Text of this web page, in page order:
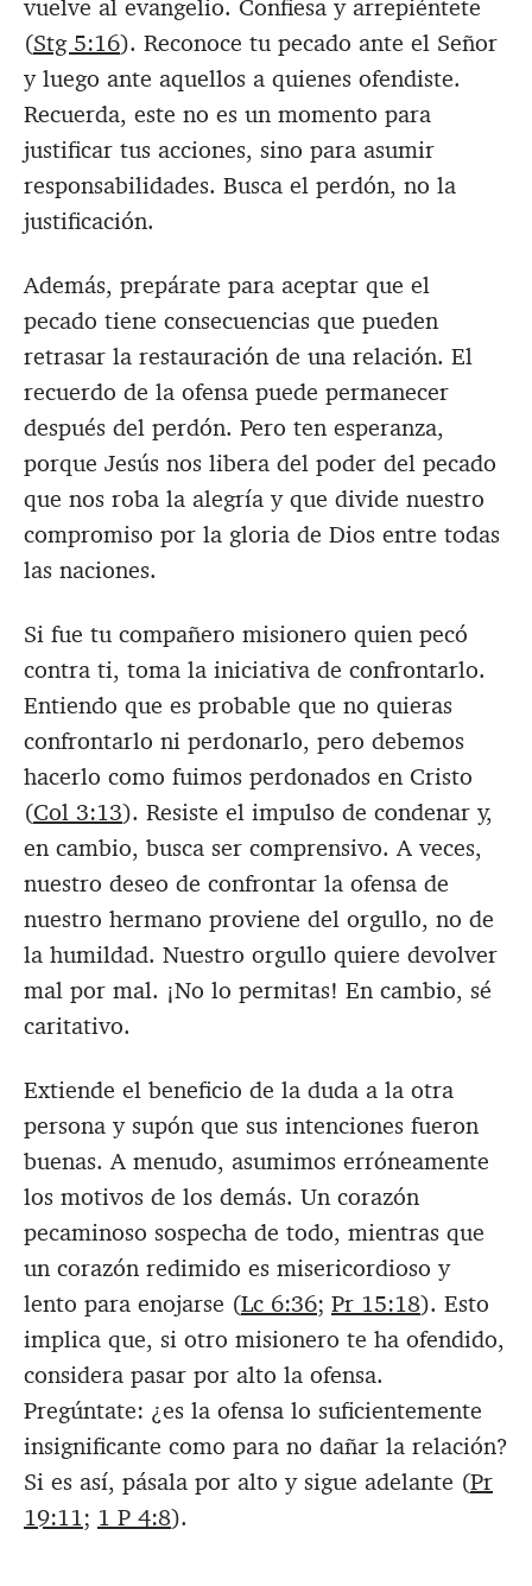
vuelve al evangelio. Confiesa y arrepiéntete
(Stg 5:16). Reconoce tu pecado ante el Señor
y luego ante aquellos a quienes ofendiste.
Recuerda, este no es un momento para
justificar tus acciones, sino para asumir
responsabilidades. Busca el perdón, no la
justificación.
Además, prepárate para aceptar que el
pecado tiene consecuencias que pueden
retrasar la restauración de una relación. El
recuerdo de la ofensa puede permanecer
después del perdón. Pero ten esperanza,
porque Jesús nos libera del poder del pecado
que nos roba la alegría y que divide nuestro
compromiso por la gloria de Dios entre todas
las naciones.
Si fue tu compañero misionero quien pecó
contra ti, toma la iniciativa de confrontarlo.
Entiendo que es probable que no quieras
confrontarlo ni perdonarlo, pero debemos
hacerlo como fuimos perdonados en Cristo
(Col 3:13). Resiste el impulso de condenar y,
en cambio, busca ser comprensivo. A veces,
nuestro deseo de confrontar la ofensa de
nuestro hermano proviene del orgullo, no de
la humildad. Nuestro orgullo quiere devolver
mal por mal. ¡No lo permitas! En cambio, sé
caritativo.
Extiende el beneficio de la duda a la otra
persona y supón que sus intenciones fueron
buenas. A menudo, asumimos erróneamente
los motivos de los demás. Un corazón
pecaminoso sospecha de todo, mientras que
un corazón redimido es misericordioso y
lento para enojarse (Lc 6:36; Pr 15:18). Esto
implica que, si otro misionero te ha ofendido,
considera pasar por alto la ofensa.
Pregúntate: ¿es la ofensa lo suficientemente
insignificante como para no dañar la relación?
Si es así, pásala por alto y sigue adelante (Pr
19:11; 1 P 4:8).